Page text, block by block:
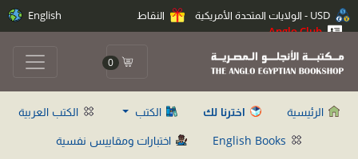
النقاط
Anglo Club
English
0
الرئيسية اخترنا لك الكتب
الكتب العربية
اختبارات ومقاييس نفسية